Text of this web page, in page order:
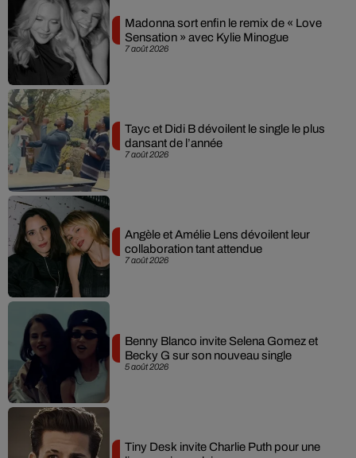
7 août 2026
Madonna sort enfin le remix de « Love
Sensation » avec Kylie Minogue
7 août 2026
Tayc et Didi B dévoilent le single le plus
dansant de l’année
7 août 2026
Angèle et Amélie Lens dévoilent leur
collaboration tant attendue
5 août 2026
Benny Blanco invite Selena Gomez et
Becky G sur son nouveau single
Tiny Desk invite Charlie Puth pour une